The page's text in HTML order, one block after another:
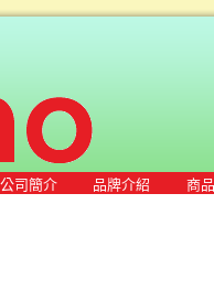
公司簡介 品牌介紹 商